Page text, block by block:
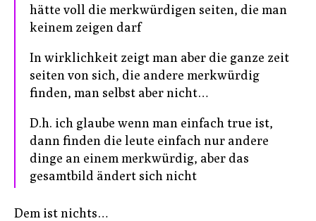
hätte voll die merkwürdigen seiten, die man
keinem zeigen darf
In wirklichkeit zeigt man aber die ganze zeit
seiten von sich, die andere merkwürdig
finden, man selbst aber nicht…
D.h. ich glaube wenn man einfach true ist,
dann finden die leute einfach nur andere
dinge an einem merkwürdig, aber das
gesamtbild ändert sich nicht
Dem ist nichts…